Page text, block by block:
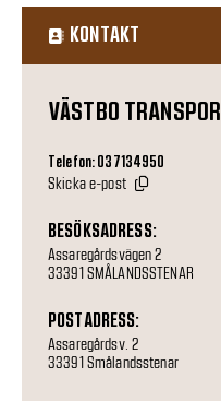
KONTAKT
VÄSTBO
Telefon: 037134950
Skicka e-post
BESÖKSADRESS:
Assaregårdsvägen 2
33391 SMÅLANDSSTENAR
POSTADRESS:
Assaregårdsv. 2
33391 Smålandsstenar